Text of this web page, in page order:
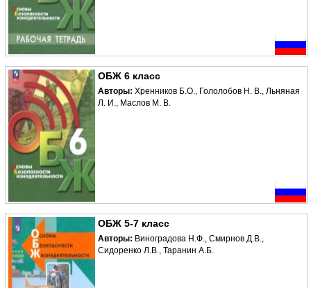
ОБЖ 6 класс
Авторы: Хренников Б.О., Гололобов Н. В., Льняная
Л. И., Маслов М. В.
ОБЖ 5-7 класс
Авторы: Виноградова Н.Ф., Смирнов Д.В.,
Сидоренко Л.В., Таранин А.Б.